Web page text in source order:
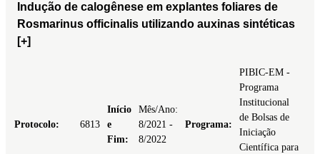
Indução de calogênese em explantes foliares de
Rosmarinus officinalis utilizando auxinas sintéticas
[+]
Protocolo: 6813
Início
e
Fim:
Mês/Ano:
8/2021 -
8/2022
Programa:
PIBIC-EM -
Programa
Institucional
de Bolsas de
Iniciação
Científica para